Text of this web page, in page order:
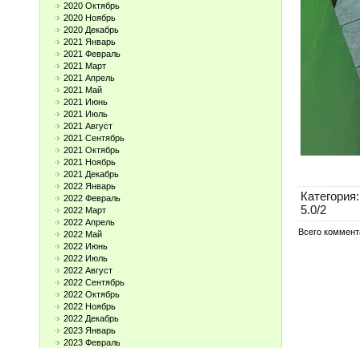
2020 Октябрь
2020 Ноябрь
2020 Декабрь
2021 Январь
2021 Февраль
2021 Март
2021 Апрель
2021 Май
2021 Июнь
2021 Июль
2021 Август
2021 Сентябрь
2021 Октябрь
2021 Ноябрь
2021 Декабрь
2022 Январь
2022 Февраль
2022 Март
2022 Апрель
2022 Май
2022 Июнь
2022 Июль
2022 Август
2022 Сентябрь
2022 Октябрь
2022 Ноябрь
2022 Декабрь
2023 Январь
2023 Февраль
Категория:
5.0/2
Всего